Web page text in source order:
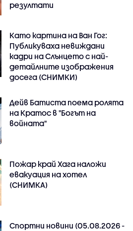
резултати
Като картина на Ван Гог:
Публикуваха невиждани
кадри на Слънцето с най-
детайлните изображения
досега (СНИМКИ)
Дейв Батиста поема ролята
на Кратос в "Богът на
войната"
Пожар край Хага наложи
евакуация на хотел
(СНИМКА)
Спортни новини (05.08.2026 -